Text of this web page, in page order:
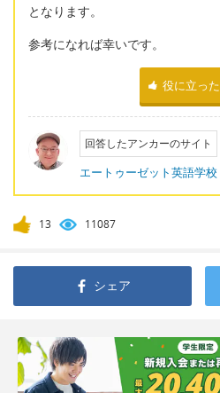
となります。
参考になれば幸いです。
役に立った
回答したアンカーのサイト
エートゥーゼット英語学校
13 11087
シェア